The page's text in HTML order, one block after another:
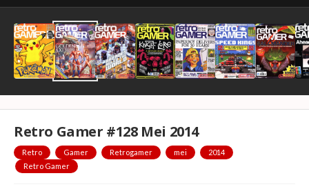
Retro Gamer #128 Mei 2014
Retro Gamer Retrogamer mei
2014
Retro Gamer